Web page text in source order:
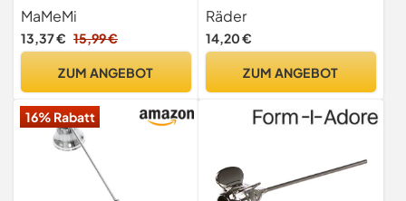
x 3,8 cm SICHERES
LÖSCHEN für Advent
Christbaum und Haushalt
MaMeMi
13,37 € 15,99 €
ZUM ANGEBOT
Räder
14,20 €
ZUM ANGEBOT
16% Rabatt